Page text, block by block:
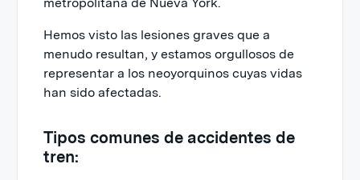
Hemos visto las lesiones graves que a
menudo resultan, y estamos orgullosos de
representar a los neoyorquinos cuyas vidas
han sido afectadas.
Tipos comunes de accidentes de
tren: